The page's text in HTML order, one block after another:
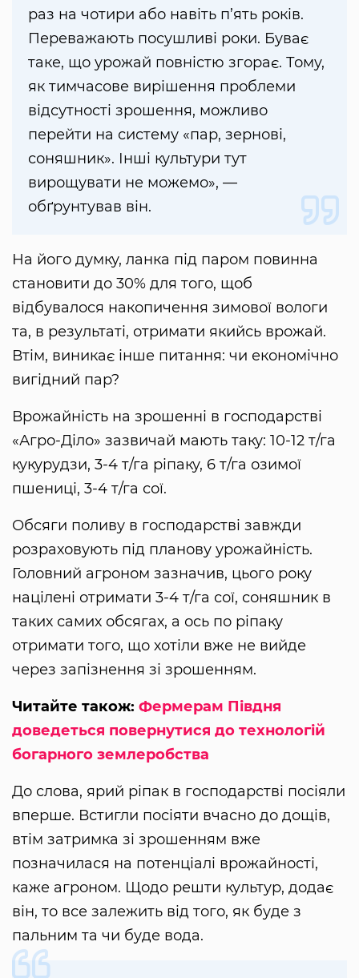
раз на чотири або навіть п’ять років.
Переважають посушливі роки. Буває
таке, що урожай повністю згорає. Тому,
як тимчасове вирішення проблеми
відсутності зрошення, можливо
перейти на систему «пар, зернові,
соняшник». Інші культури тут
вирощувати не можемо», —
обґрунтував він.
На його думку, ланка під паром повинна
становити до 30% для того, щоб
відбувалося накопичення зимової вологи
та, в результаті, отримати якийсь врожай.
Втім, виникає інше питання: чи економічно
вигідний пар?
Врожайність на зрошенні в господарстві
«Агро-Діло» зазвичай мають таку: 10-12 т/га
кукурудзи, 3-4 т/га ріпаку, 6 т/га озимої
пшениці, 3-4 т/га сої.
Обсяги поливу в господарстві завжди
розраховують під планову урожайність.
Головний агроном зазначив, цього року
націлені отримати 3-4 т/га сої, соняшник в
таких самих обсягах, а ось по ріпаку
отримати того, що хотіли вже не вийде
через запізнення зі зрошенням.
Читайте також: Фермерам Півдня
доведеться повернутися до технологій
богарного землеробства
До слова, ярий ріпак в господарстві посіяли
вперше. Встигли посіяти вчасно до дощів,
втім затримка зі зрошенням вже
позначилася на потенціалі врожайності,
каже агроном. Щодо решти культур, додає
він, то все залежить від того, як буде з
пальним та чи буде вода.